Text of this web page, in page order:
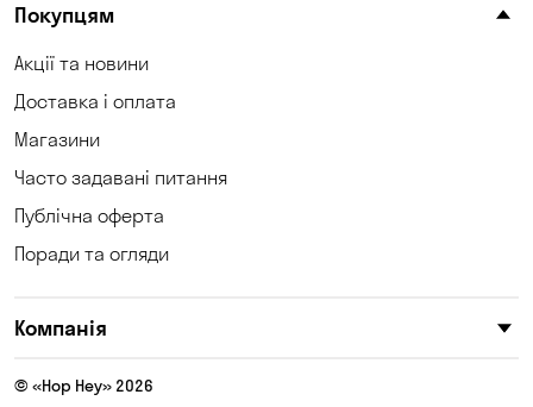
Покупцям
Акції та новини
Доставка і оплата
Магазини
Часто задавані питання
Публічна оферта
Поради та огляди
Компанія
© «Hop Hey» 2026